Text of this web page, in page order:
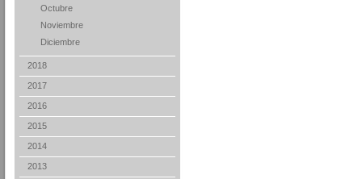
Octubre
Noviembre
Diciembre
2018
2017
2016
2015
2014
2013